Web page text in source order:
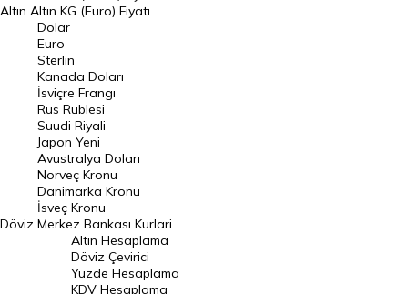
Euro Kuru
Pound Kuru
Frank Kuru
Riyal Kuru
Avustralya Doları
Danimarka Kronu Kuru
Kanada Doları Kuru
Norveç Kronu Kuru
İsveç Kronu Kuru
Japon Yeni Kuru
Altın Altın KG (Euro) Fiyatı
Döviz
Dolar
Euro
Sterlin
Kanada Doları
İsviçre Frangı
Rus Rublesi
Suudi Riyali
Japon Yeni
Avustralya Doları
Norveç Kronu
Danimarka Kronu
İsveç Kronu
Merkez Bankası Kurlari
Altın Hesaplama
Döviz Çevirici
Yüzde Hesaplama
KDV Hesaplama